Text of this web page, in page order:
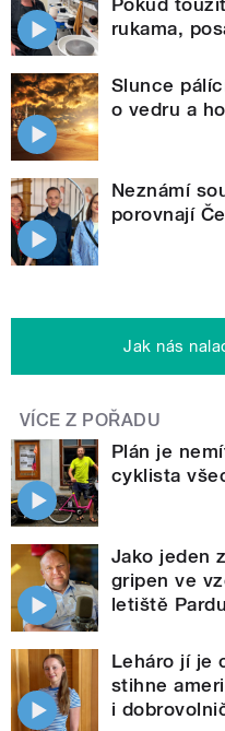
rukama,
Slunce
o vedru a
Neznámí
porovnají
Jak nás
VÍCE Z POŘADU
Plán je
cyklista
Jako jeden
gripen ve
letiště
Leháro jí je
stihne
i